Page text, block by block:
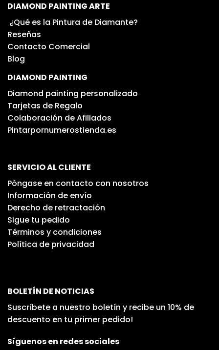
DIAMOND PAINTING ARTE
¿Qué es la Pintura de Diamante?
Reseñas
Contacto Comercial
Blog
DIAMOND PAINTING
Diamond painting personalizado
Tarjetas de Regalo
Colaboración de Afiliados
Pintarpornumerostienda.es
SERVICIO AL CLIENTE
Póngase en contacto con nosotros
Información de envío
Derecho de retractación
Sigue tu pedido
Términos y condiciones
Política de privacidad
BOLETÍN DE NOTICIAS
Suscríbete a nuestro boletín y recibe un 10% de
descuento en tu primer pedido!
Síguenos en redes sociales